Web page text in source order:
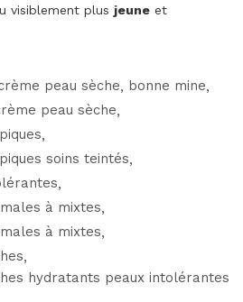
visiblement plus jeune et
peau sèche
bonne mine
peau sèche
soins teintés
à mixtes
à mixtes
hydratants peaux intolérantes